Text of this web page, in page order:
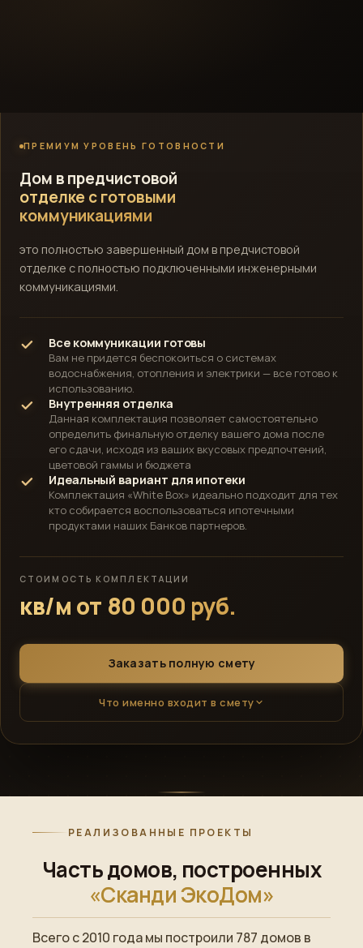
ПРЕМИУМ УРОВЕНЬ ГОТОВНОСТИ
Дом в предчистовой
отделке с готовыми
коммуникациями
это полностью завершенный дом в предчистовой
отделке с полностью подключенными инженерными
коммуникациями.
Все коммуникации готовы
Вам не придется беспокоиться о системах
водоснабжения, отопления и электрики — все готово к
использованию.
Внутренняя отделка
Данная комплектация позволяет самостоятельно
определить финальную отделку вашего дома после
его сдачи, исходя из ваших вкусовых предпочтений,
цветовой гаммы и бюджета
Идеальный вариант для ипотеки
Комплектация «White Box» идеально подходит для тех
кто собирается воспользоваться ипотечными
продуктами наших Банков партнеров.
СТОИМОСТЬ КОМПЛЕКТАЦИИ
кв/м от 80 000 руб.
Заказать полную смету
Что именно входит в смету
РЕАЛИЗОВАННЫЕ ПРОЕКТЫ
Часть домов, построенных
«Сканди ЭкоДом»
Всего с 2010 года мы построили 787 домов в